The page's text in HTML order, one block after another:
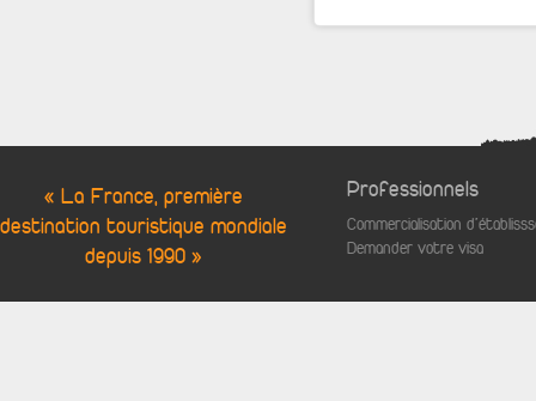
« La France, première
destination touristique mondiale
depuis 1990 »
Professionnels
Commercialisation
Demander votre visa